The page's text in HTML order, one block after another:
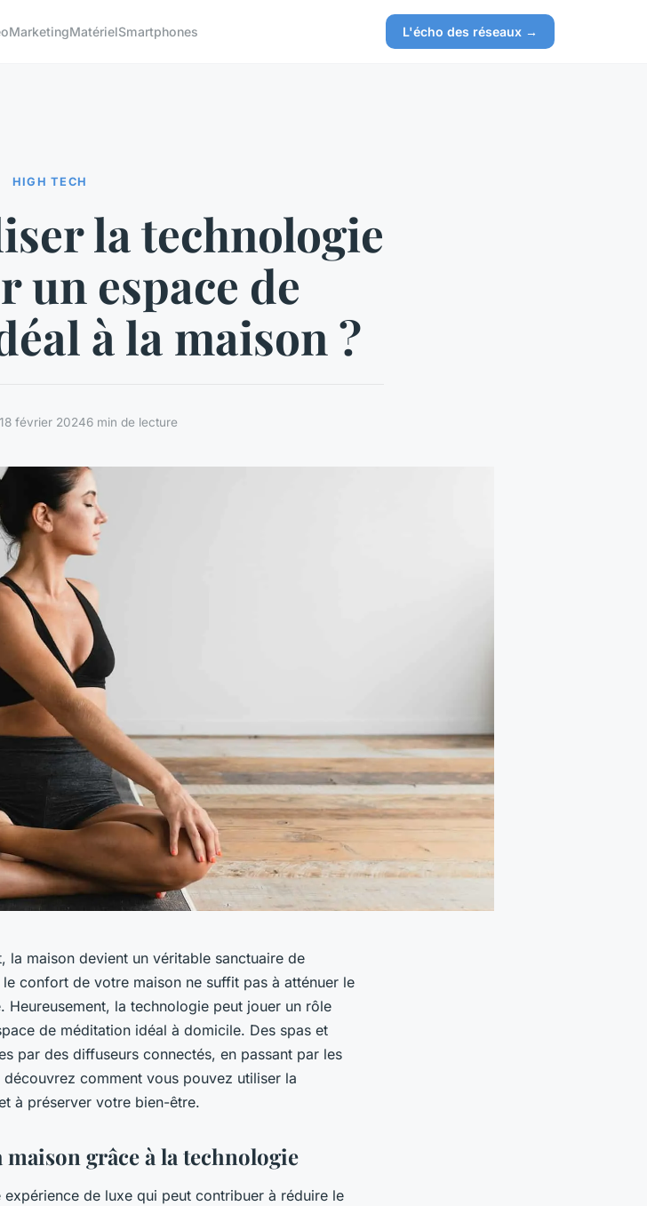
MarketingMatérielSmartphones L'écho des réseaux →
HIGH TECH
la technologie
un espace de
à la maison ?
18 février 20246 min de lecture
la maison devient un véritable sanctuaire de
confort de votre maison ne suffit pas à atténuer le
Heureusement, la technologie peut jouer un rôle
de méditation idéal à domicile. Des spas et
par des diffuseurs connectés, en passant par les
comment vous pouvez utiliser la
à préserver votre bien-être.
grâce à la technologie
de luxe qui peut contribuer à réduire le